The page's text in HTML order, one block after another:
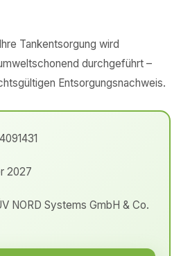
Ihre Tankentsorgung wird
durchgeführt –
Entsorgungsnachweis.
2027
NORD Systems GmbH & Co.